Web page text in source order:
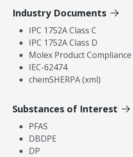
Industry Documents
IPC 1752A Class C
IPC 1752A Class D
Molex Product
IEC-62474
chemSHERPA (xml)
Substances of Interest
PFAS
DBDPE
DP